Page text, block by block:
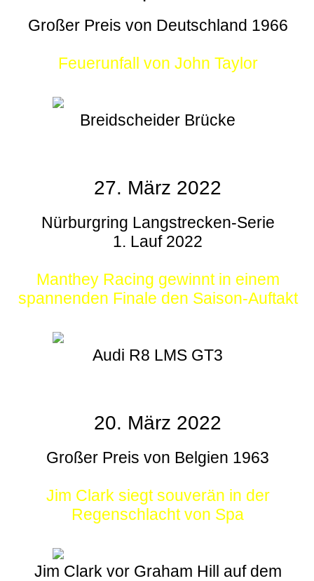
Großer Preis von Deutschland 1966
Feuerunfall von John Taylor
Breidscheider Brücke
27. März 2022
Nürburgring Langstrecken-Serie
1. Lauf 2022
Manthey Racing gewinnt in einem
spannenden Finale den Saison-Auftakt
Audi R8 LMS GT3
20. März 2022
Großer Preis von Belgien 1963
Jim Clark siegt souverän in der
Regenschlacht von Spa
Jim Clark vor Graham Hill auf dem